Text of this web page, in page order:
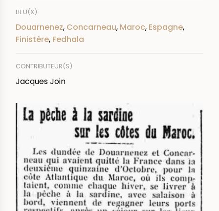
LIEU(X)
Douarnenez, Concarneau, Maroc, Espagne,
Finistère, Fedhala
CONTRIBUTEUR(S)
Jacques Join
IMAGE